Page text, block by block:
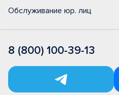
Обслуживание юр. лиц
8 (800) 100-39-13